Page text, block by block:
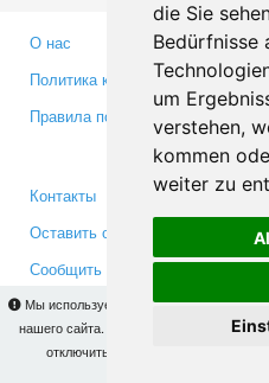
die Sie
Bedürfnisse
um
verstehen,
kommen
weiter zu
Мы используем cookies для того,
нашего сайта. На
Вы
отключить использование cookies.
О нас
Политика конфиденциальности
Правила пользования
Контакты
Оставить отзыв
Сообщить об ошибке